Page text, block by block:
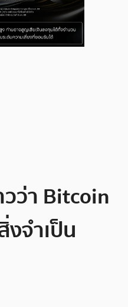
ว่า Bitcoin
จำเป็น